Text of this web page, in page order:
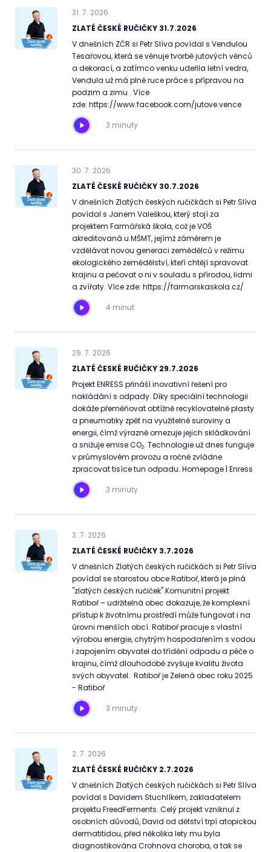
31. 7. 2026
ZLATÉ ČESKÉ RUČIČKY 31.7.2026
V dnešních ZČR si Petr Slíva povídal s Vendulou
Tesařovou, která se věnuje tvorbě jutových věnců
a dekorací, a zatímco venku udeřila letní vedra,
Vendula už má plné ruce práce s přípravou na
podzim a zimu . Více
zde: https://www.facebook.com/jutove.vence
3 minuty
30. 7. 2026
ZLATÉ ČESKÉ RUČIČKY 30.7.2026
V dnešních Zlatých českých ručičkách si Petr Slíva
povídal s Janem Valeškou, který stojí za
projektem Farmářská škola, což je VOŠ
akreditovaná u MŠMT, jejímž záměrem je
vzdělávat novou generaci zemědělců v režimu
ekologického zemědělství, kteří chtějí spravovat
krajinu a pečovat o ni v souladu s přírodou, lidmi
a zvířaty. Více zde: https://farmarskaskola.cz/
4 minut
29. 7. 2026
ZLATÉ ČESKÉ RUČIČKY 29.7.2026
Projekt ENRESS přináší inovativní řešení pro
nakládání s odpady. Díky speciální technologii
dokáže přeměňovat obtížně recyklovatelné plasty
a pneumatiky zpět na využitelné suroviny a
energii, čímž výrazně omezuje jejich skládkování
a snižuje emise CO₂. Technologie už dnes funguje
v průmyslovém provozu a ročně zvládne
zpracovat tisíce tun odpadu. Homepage | Enress
3 minuty
3. 7. 2026
ZLATÉ ČESKÉ RUČIČKY 3.7.2026
V dnešních Zlatých českých ručičkách si Petr Slíva
povídal se starostou obce Ratiboř, která je plná
"zlatých českých ručiček".Komunitní projekt
Ratiboř – udržitelná obec dokazuje, že komplexní
přístup k životnímu prostředí může fungovat i na
úrovni menších obcí. Ratiboř pracuje s vlastní
výrobou energie, chytrým hospodařením s vodou
i zapojením obyvatel do třídění odpadu a péče o
krajinu, čímž dlouhodobě zvyšuje kvalitu života
svých obyvatel. Ratiboř je Zelená obec roku 2025
- Ratiboř
3 minuty
2. 7. 2026
ZLATÉ ČESKÉ RUČIČKY 2.7.2026
V dnešních Zlatých českých ručičkách si Petr Slíva
povídal s Davidem Stuchlíkem, zakladatelem
projektu FreedFerments. Celý projekt vzniknul z
osobních důvodů, David od dětství trpí atopickou
dermatitidou, před několika lety mu byla
diagnostikována Crohnova choroba, a tak se